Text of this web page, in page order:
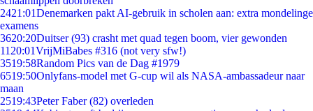
2421:01Denemarken pakt AI-gebruik in scholen aan: extra mondelinge
examens
3620:20Duitser (93) crasht met quad tegen boom, vier gewonden
11 20:01VrijMiBabes #316 (not very sfw!)
3519:58Random Pics van de Dag #1979
6519:50Onlyfans-model met G-cup wil als NASA-ambassadeur naar
maan
2519:43Peter Faber (82) overleden